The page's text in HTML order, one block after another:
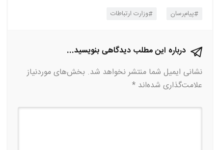
پیام‌رسان وزارت ارتباطات
درباره این مطلب دیدگاهی بنویسید...
نشانی ایمیل شما منتشر نخواهد شد. بخش‌های موردنیاز
علامت‌گذاری شده‌اند *